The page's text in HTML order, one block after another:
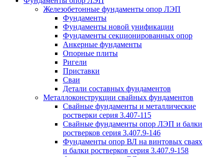
Железобетонные фундаменты опор ЛЭП
Фундаменты
Фундаменты новой унификации
Фундаменты секционированных опор
Анкерные фундаменты
Опорные плиты
Ригели
Приставки
Сваи
Детали составных фундаментов
Металлоконструкции свайных фундаментов
Свайные фундаменты и металлические
ростверки серия 3.407-115
Свайные фундаменты опор ЛЭП и балки
ростверков серия 3.407.9-146
Фундаменты опор ВЛ на винтовых сваях
и балки ростверков серия 3.407.9-158